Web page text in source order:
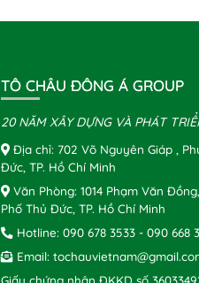
TÔ CHÂU ĐÔNG Á GROUP
20 NĂM XÂY DỰNG VÀ PHÁT
Địa chỉ: 702 Võ Nguyên Giáp ,
Đức, TP. Hồ Chí Minh
Văn Phòng: 1014 Phạm Văn
Phố Thủ Đức, TP. Hồ Chí Minh
Hotline: 090 678 3533 - 090 668
Email:
Giấy chứng nhận ĐKKD số